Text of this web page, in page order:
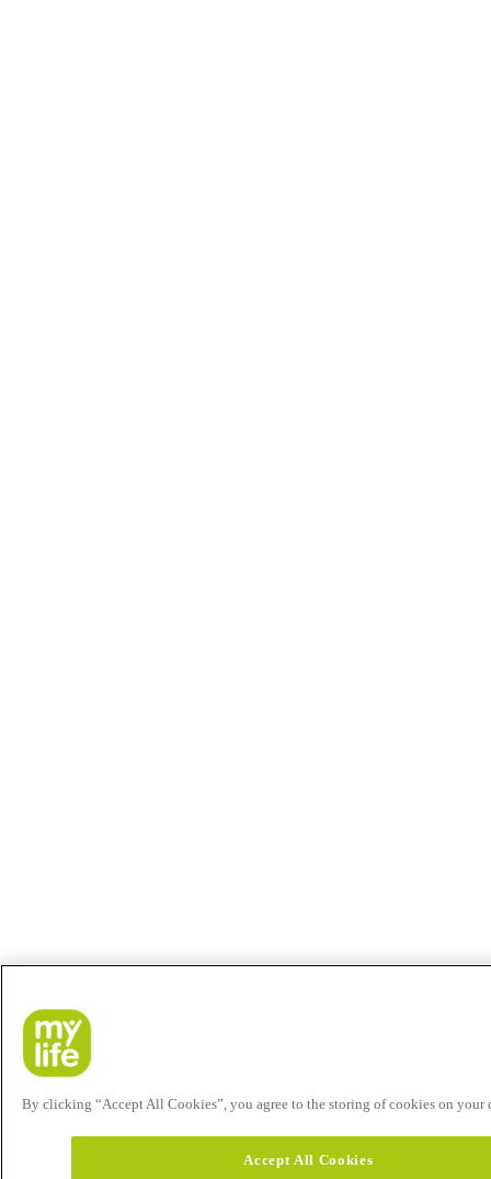
By clicking “Accept All Cookies”, you agree to the storing of cookies on your
Accept All Cookies